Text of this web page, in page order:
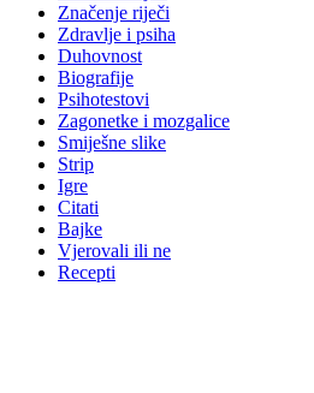
Značenje riječi
Zdravlje i psiha
Duhovnost
Biografije
Psihotestovi
Zagonetke i mozgalice
Smiješne slike
Strip
Igre
Citati
Bajke
Vjerovali ili ne
Recepti